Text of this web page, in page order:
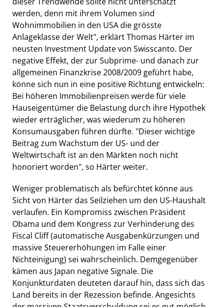
werden, denn mit ihrem Volumen sind
Wohnimmobilien in den USA die grösste
Anlageklasse der Welt", erklärt Thomas Härter im
neusten Investment Update von Swisscanto. Der
negative Effekt, der zur Subprime- und danach zur
allgemeinen Finanzkrise 2008/2009 geführt habe,
könne sich nun in eine positive Richtung entwickeln:
Bei höheren Immobilienpreisen werde für viele
Hauseigentümer die Belastung durch ihre Hypothek
wieder erträglicher, was wiederum zu höheren
Konsumausgaben führen dürfte. "Dieser wichtige
Beitrag zum Wachstum der US- und der
Weltwirtschaft ist an den Märkten noch nicht
honoriert worden", so Härter weiter.
Weniger problematisch als befürchtet könne aus
Sicht von Härter das Seilziehen um den US-Haushalt
verlaufen. Ein Kompromiss zwischen Präsident
Obama und dem Kongress zur Verhinderung des
Fiscal Cliff (automatische Ausgabenkürzungen und
massive Steuererhöhungen im Falle einer
Nichteinigung) sei wahrscheinlich. Demgegenüber
kämen aus Japan negative Signale. Die
Konjunkturdaten deuteten darauf hin, dass sich das
Land bereits in der Rezession befinde. Angesichts